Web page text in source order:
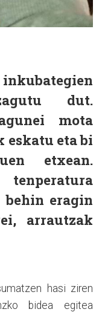
dut.
mota
eskatu eta bi
etxean.
behin eragin
arrautzak
hasi ziren
bidea egitea